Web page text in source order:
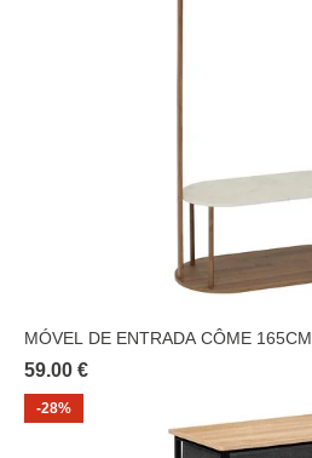
MÓVEL DE ENTRADA CÔME 165CM
59.00 €
-28%